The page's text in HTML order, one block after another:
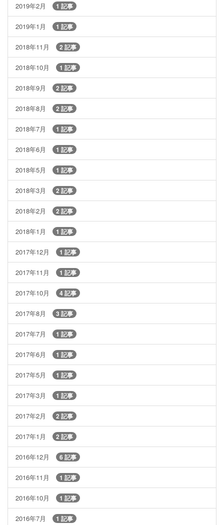
2019年2月 1 記事
2019年1月 1 記事
2018年11月 2 記事
2018年10月 1 記事
2018年9月 2 記事
2018年8月 2 記事
2018年7月 1 記事
2018年6月 1 記事
2018年5月 1 記事
2018年3月 2 記事
2018年2月 2 記事
2018年1月 1 記事
2017年12月 1 記事
2017年11月 1 記事
2017年10月 4 記事
2017年8月 3 記事
2017年7月 1 記事
2017年6月 1 記事
2017年5月 1 記事
2017年3月 1 記事
2017年2月 2 記事
2017年1月 2 記事
2016年12月 6 記事
2016年11月 1 記事
2016年10月 1 記事
2016年7月 1 記事